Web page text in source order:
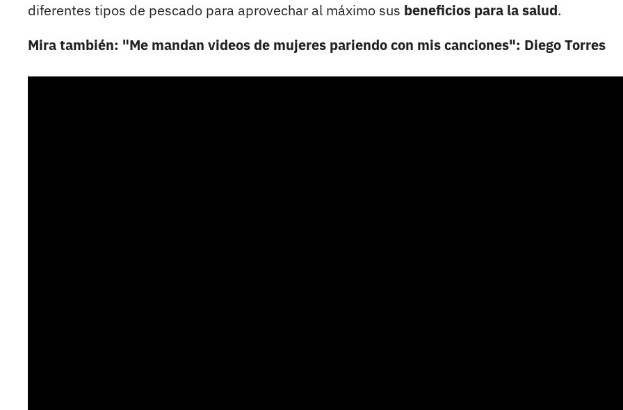
diferentes tipos de pescado para aprovechar al máximo sus beneficios para la salud.
Mira también: "Me mandan videos de mujeres pariendo con mis canciones": Diego Torres